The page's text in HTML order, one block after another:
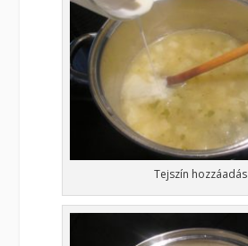
Tejszín hozzáadás